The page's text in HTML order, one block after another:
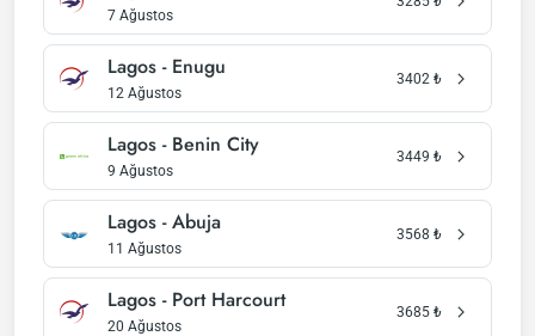
7 Ağustos
Lagos - Enugu
12 Ağustos
3402 ₺
Lagos - Benin City
9 Ağustos
3449 ₺
Lagos - Abuja
11 Ağustos
3568 ₺
Lagos - Port Harcourt
20 Ağustos
3685 ₺